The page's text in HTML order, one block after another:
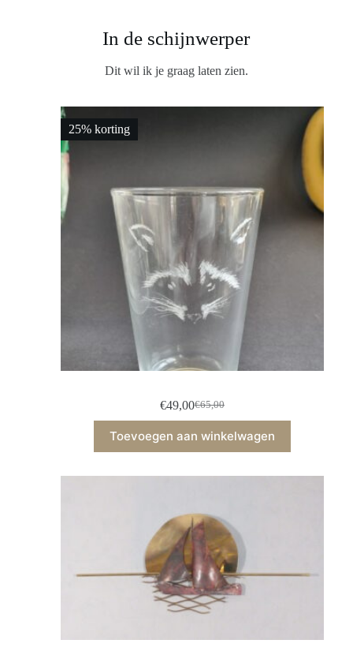
In de schijnwerper
Dit wil ik je graag laten zien.
25% korting
€65,00
€49,00
Toevoegen aan winkelwagen